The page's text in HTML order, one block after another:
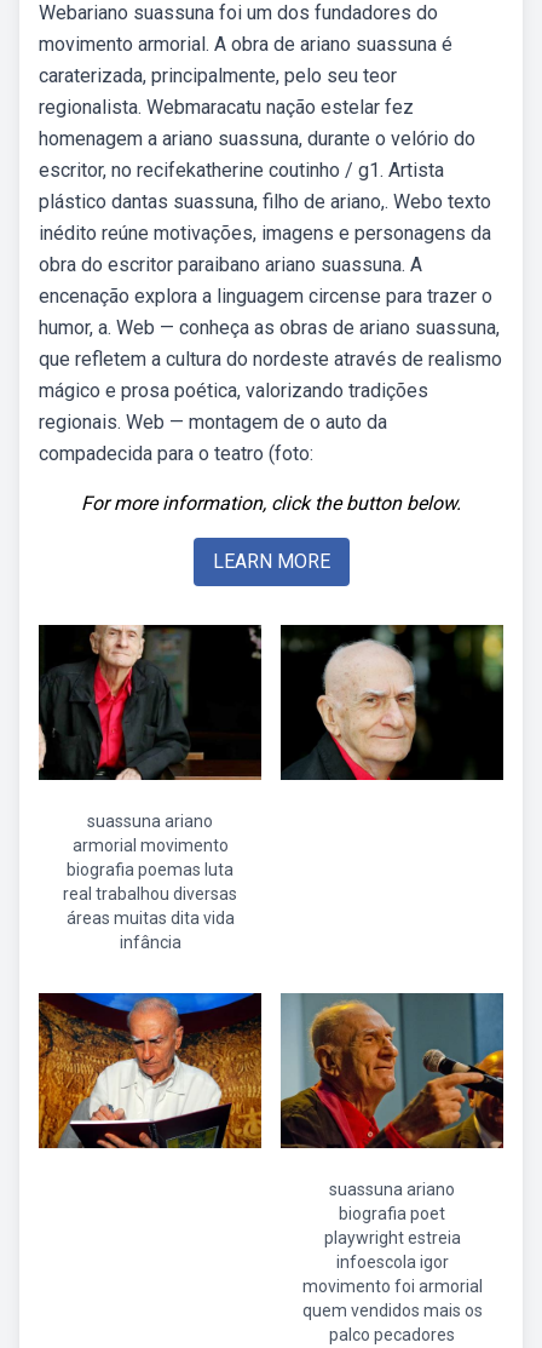
Webariano suassuna foi um dos fundadores do
movimento armorial. A obra de ariano suassuna é
caraterizada, principalmente, pelo seu teor
regionalista. Webmaracatu nação estelar fez
homenagem a ariano suassuna, durante o velório do
escritor, no recifekatherine coutinho / g1. Artista
plástico dantas suassuna, filho de ariano,. Webo texto
inédito reúne motivações, imagens e personagens da
obra do escritor paraibano ariano suassuna. A
encenação explora a linguagem circense para trazer o
humor, a. Web — conheça as obras de ariano suassuna,
que refletem a cultura do nordeste através de realismo
mágico e prosa poética, valorizando tradições
regionais. Web — montagem de o auto da
compadecida para o teatro (foto:
For more information, click the button below.
LEARN MORE
suassuna ariano
armorial movimento
biografia poemas luta
real trabalhou diversas
áreas muitas dita vida
infância
suassuna ariano
biografia poet
playwright estreia
infoescola igor
movimento foi armorial
quem vendidos mais os
palco pecadores